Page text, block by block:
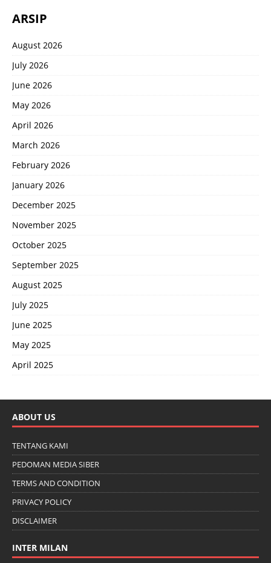
ARSIP
August 2026
July 2026
June 2026
May 2026
April 2026
March 2026
February 2026
January 2026
December 2025
November 2025
October 2025
September 2025
August 2025
July 2025
June 2025
May 2025
April 2025
ABOUT US
TENTANG KAMI
PEDOMAN MEDIA SIBER
TERMS AND CONDITION
PRIVACY POLICY
DISCLAIMER
INTER MILAN